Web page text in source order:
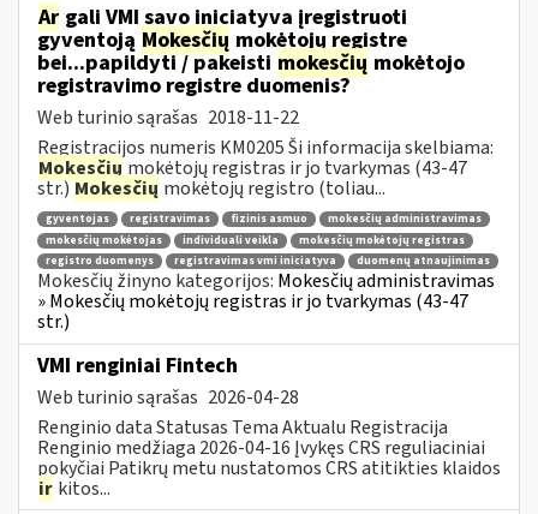
Ar gali VMI savo iniciatyva įregistruoti
gyventoją Mokesčių mokėtojų registre
bei...papildyti / pakeisti mokesčių mokėtojo
registravimo registre duomenis?
Web turinio sąrašas 2018-11-22
Registracijos numeris KM0205 Ši informacija skelbiama:
Mokesčių mokėtojų registras ir jo tvarkymas (43-47
str.)Mokesčių mokėtojų registro (toliau...
gyventojas registravimas fizinis asmuo
mokesčių administravimas
mokesčių mokėtojas
individuali veikla
mokesčių mokėtojų registras
registro duomenys
registravimas vmi iniciatyva duomenų atnaujinimas
Mokesčių žinyno kategorijos: Mokesčių administravimas
» Mokesčių mokėtojų registras ir jo tvarkymas (43-47
str.)
VMI renginiai Fintech
Web turinio sąrašas 2026-04-28
Renginio data Statusas Tema Aktualu Registracija
Renginio medžiaga 2026-04-16 Įvykęs CRS reguliaciniai
pokyčiai Patikrų metu nustatomos CRS atitikties klaidos
ir kitos...